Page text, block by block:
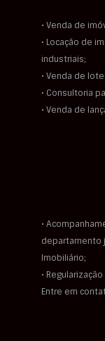
• Venda de
• Locação de
industriais;
• Venda de
• Consultoria
• Venda de
•
departamento
Imobiliário;
•
Entre em